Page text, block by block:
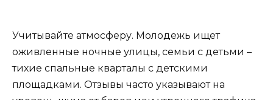
Учитывайте атмосферу. Молодежь ищет
оживленные ночные улицы, семьи с детьми –
тихие спальные кварталы с детскими
площадками. Отзывы часто указывают на